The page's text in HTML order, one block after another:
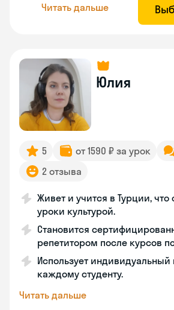
Читать дальше
Юлия
5 от 1590 ₽ за урок
2 отзыва
Живет и учится в Турции, что
уроки культурой.
Становится
репетитором после курсов
Использует индивидуальный
каждому студенту.
Читать дальше